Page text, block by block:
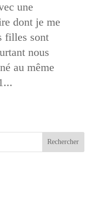
une
dont je me
filles sont
nous
au même